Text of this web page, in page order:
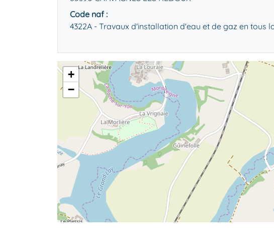
Code naf :
4322A - Travaux d'installation d'eau et de gaz en tous
+
−